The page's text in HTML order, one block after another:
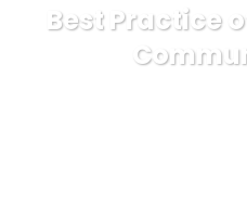
Best Practice